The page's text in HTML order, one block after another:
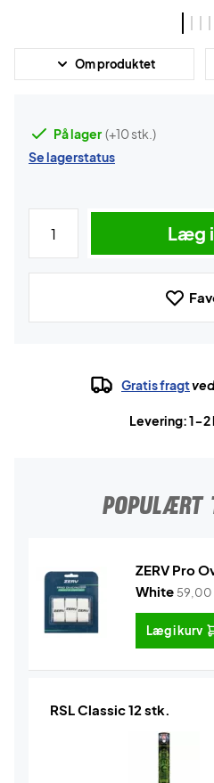
Om produktet
På lager (+10 stk.)
Se lagerstatus
Læg
Gratis fragt
Levering: 1-2
POPULÆRT
ZERV Pro
White 59,00
Læg i kurv
RSL Classic 12 stk.